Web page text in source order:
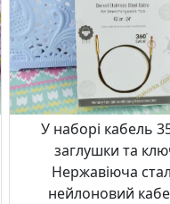
У наборі кабель
заглушки та
Нержавіюча
нейлоновий